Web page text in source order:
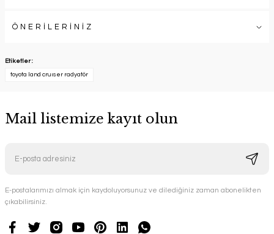
ÖNERİLERİNİZ
Etiketler :
toyota land cruıser radyatör
Mail listemize kayıt olun
E-postalarımızı almak için kaydoluyorsunuz ve dilediğiniz zaman abonelikten
çıkabilirsiniz.